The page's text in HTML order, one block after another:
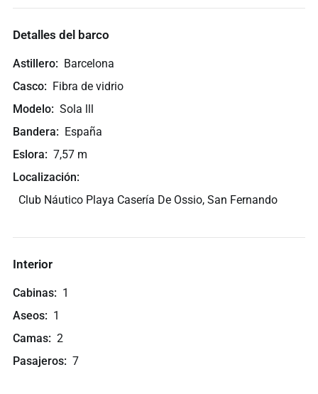
Detalles del barco
Astillero
Barcelona
Casco
Fibra de vidrio
Modelo
Sola lll
Bandera
España
Eslora
7,57 m
Localización
Club Náutico Playa Casería De Ossio, San Fernando
Interior
Cabinas
1
Aseos
1
Camas
2
Pasajeros
7